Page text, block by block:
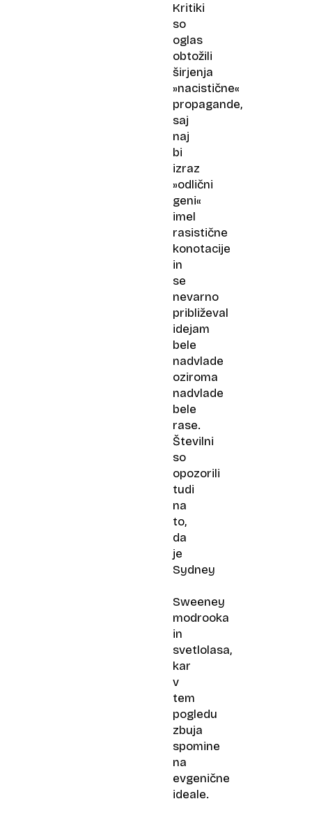
Kritiki
so
oglas
obtožili
širjenja
»nacistične«
propagande,
saj
naj
bi
izraz
»odlični
geni«
imel
rasistične
konotacije
in
se
nevarno
približeval
idejam
bele
nadvlade
oziroma
nadvlade
bele
rase.
Številni
so
opozorili
tudi
na
to,
da
je
Sydney
Sweeney
modrooka
in
svetlolasa,
kar
v
tem
pogledu
zbuja
spomine
na
evgenične
ideale.